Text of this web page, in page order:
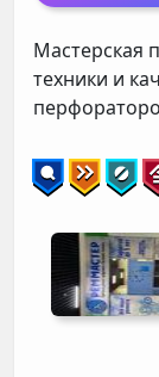
Мастерская
техники и